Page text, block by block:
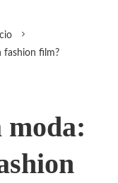
fashion film?
moda: